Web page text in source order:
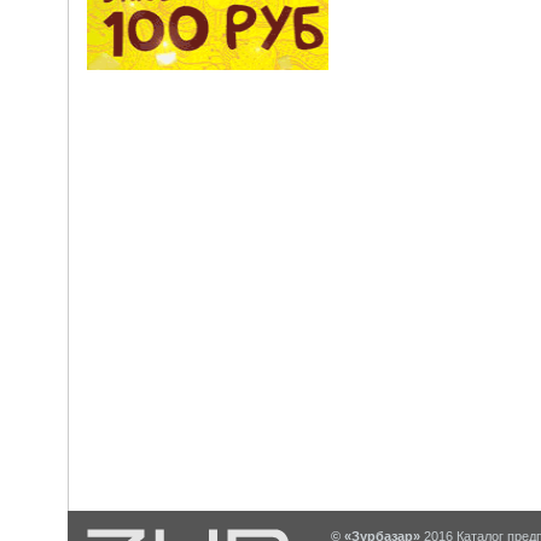
© «Зурбазар» 2016 Каталог